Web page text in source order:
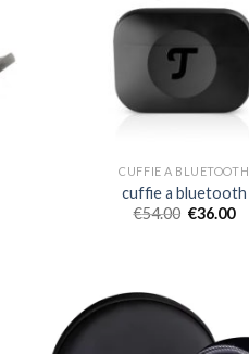
CUFFIE A BLUETOOTH
cuffie a bluetooth
€54.00 €36.00